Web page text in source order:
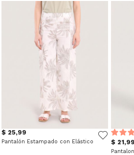
$ 25,99
Pantalón Estampado con Elástico $ 21,99